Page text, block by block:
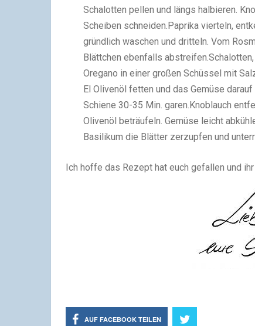
Schalotten pellen und längs halbieren.
Scheiben schneiden.Paprika vierteln,
gründlich waschen und dritteln. Vom
Blättchen ebenfalls abstreifen.
Oregano in einer großen Schüssel mit
El Olivenöl fetten und das Gemüse
Schiene 30-35 Min. garen.Knoblauch
Olivenöl beträufeln. Gemüse leicht
Basilikum die Blätter zerzupfen und
Ich hoffe das Rezept hat euch gefallen und
AUF FACEBOOK TEILEN